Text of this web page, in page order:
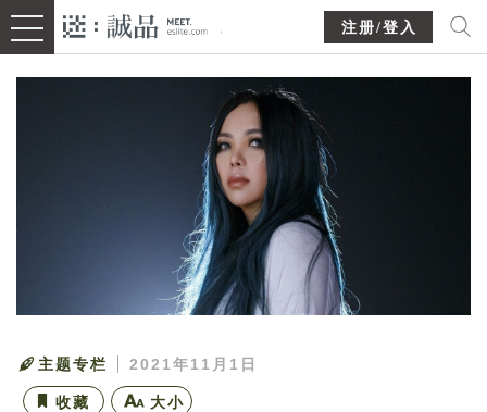
注册/登入
主题专栏 2021年11月1日
收藏 大小